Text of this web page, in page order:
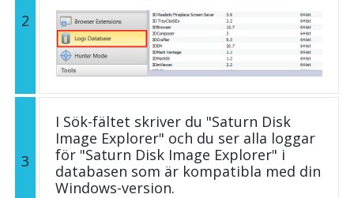
2
3
I Sök-fältet skriver du "Saturn Disk
Image Explorer" och du ser alla loggar
för "Saturn Disk Image Explorer" i
databasen som är kompatibla med din
Windows-version.